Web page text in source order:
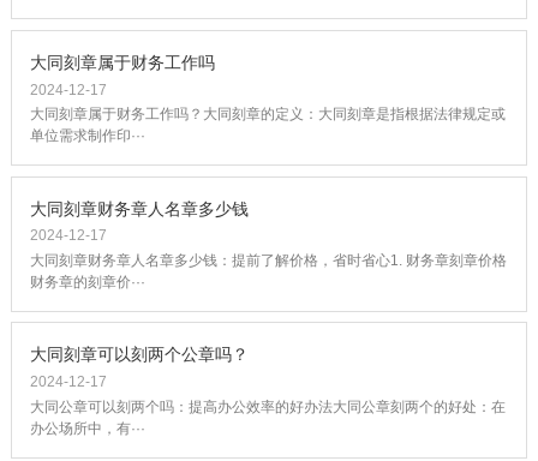
大同刻章属于财务工作吗
2024-12-17
大同刻章属于财务工作吗？大同刻章的定义：大同刻章是指根据法律规定或
单位需求制作印···
大同刻章财务章人名章多少钱
2024-12-17
大同刻章财务章人名章多少钱：提前了解价格，省时省心1. 财务章刻章价格
财务章的刻章价···
大同刻章可以刻两个公章吗？
2024-12-17
大同公章可以刻两个吗：提高办公效率的好办法大同公章刻两个的好处：在
办公场所中，有···